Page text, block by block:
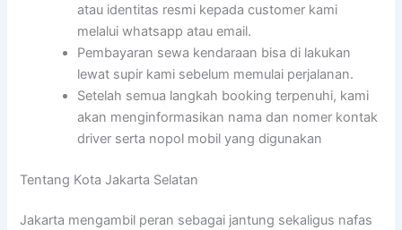
atau identitas resmi kepada customer kami
melalui whatsapp atau email.
Pembayaran sewa kendaraan bisa di lakukan
lewat supir kami sebelum memulai perjalanan.
Setelah semua langkah booking terpenuhi, kami
akan menginformasikan nama dan nomer kontak
driver serta nopol mobil yang digunakan
Tentang Kota Jakarta Selatan
Jakarta mengambil peran sebagai jantung sekaligus nafas